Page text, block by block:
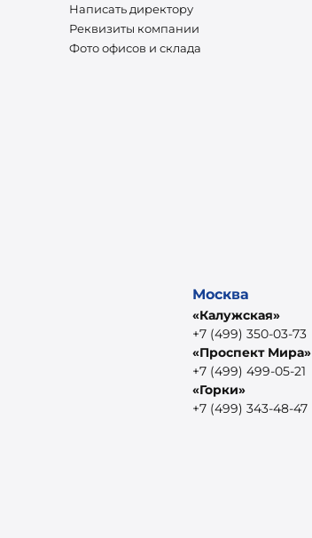
Написать директору
Реквизиты компании
Фото офисов и склада
Москва
«Калужская»
+7 (499) 350-03-73
«Проспект Мира»
+7 (499) 499-05-21
«Горки»
+7 (499) 343-48-47